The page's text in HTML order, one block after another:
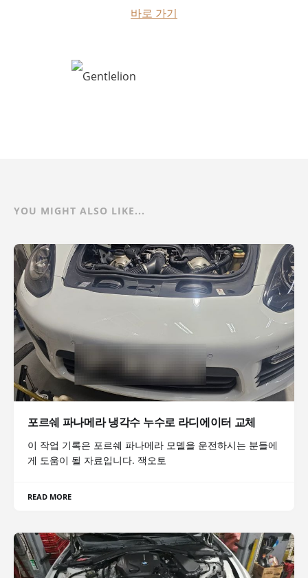
바로 가기
YOU MIGHT ALSO LIKE...
포르쉐 파나메라 냉각수 누수로 라디에이터 교체
이 작업 기록은 포르쉐 파나메라 모델을 운전하시는 분들에
게 도움이 될 자료입니다. 잭오토
READ MORE